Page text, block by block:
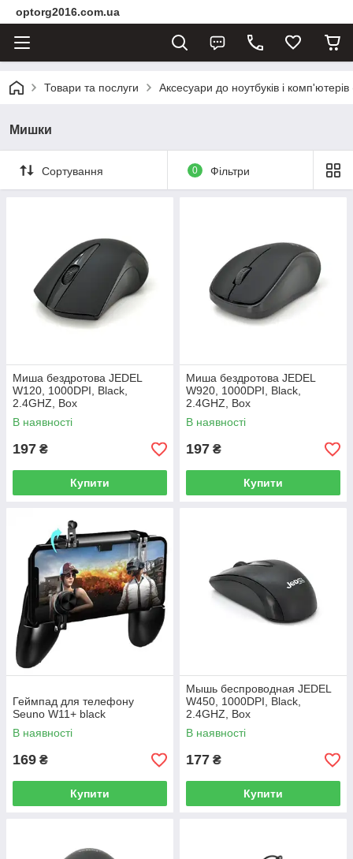
optorg2016.com.ua
Товари та послуги Аксесуари до ноутбуків і
Мишки
Сортування 0 Фільтри
Миша бездротова JEDEL
W120, 1000DPI, Black,
2.4GHZ, Box
В наявності
197 ₴
Купити
Миша бездротова JEDEL
W920, 1000DPI, Black,
2.4GHZ, Box
В наявності
197 ₴
Купити
Геймпад для телефону
Seuno W11+ black
В наявності
169 ₴
Купити
Мышь беспроводная JEDEL
W450, 1000DPI, Black,
2.4GHZ, Box
В наявності
177 ₴
Купити